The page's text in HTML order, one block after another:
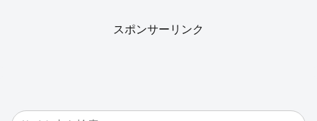
スポンサーリンク